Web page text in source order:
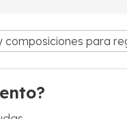
composiciones para